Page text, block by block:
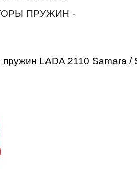
ПРУЖИН -
LADA 2110 Samara /